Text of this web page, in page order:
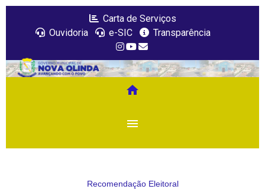
Carta de Serviços
Ouvidoria
e-SIC Transparência
menu
home
Recomendação Eleitoral